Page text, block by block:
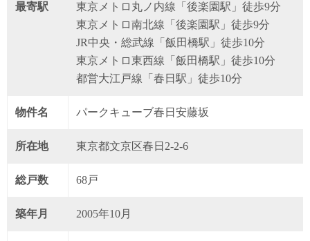
最寄駅
東京メトロ丸ノ内線「後楽園駅」徒歩9分
東京メトロ南北線「後楽園駅」徒歩9分
JR中央・総武線「飯田橋駅」徒歩10分
東京メトロ東西線「飯田橋駅」徒歩10分
都営大江戸線「春日駅」徒歩10分
物件名 パークキューブ春日安藤坂
所在地 東京都文京区春日2-2-6
総戸数 68戸
築年月 2005年10月